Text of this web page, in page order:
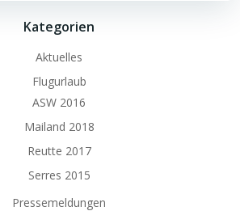
Kategorien
Aktuelles
Flugurlaub
ASW 2016
Mailand 2018
Reutte 2017
Serres 2015
Pressemeldungen